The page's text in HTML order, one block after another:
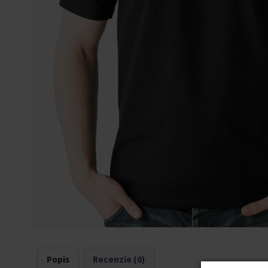
Popis Recenzie (0)